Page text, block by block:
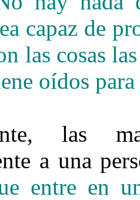
capaz de
las cosas
oídos
las
a una
entre en